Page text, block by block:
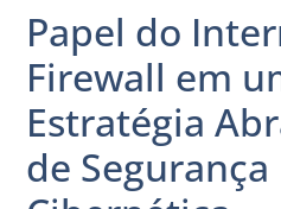
Papel do
Firewall em
Estratégia
de Segurança